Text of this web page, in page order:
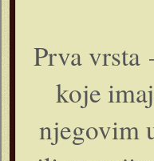
Prva vrsta
koje
njegovim